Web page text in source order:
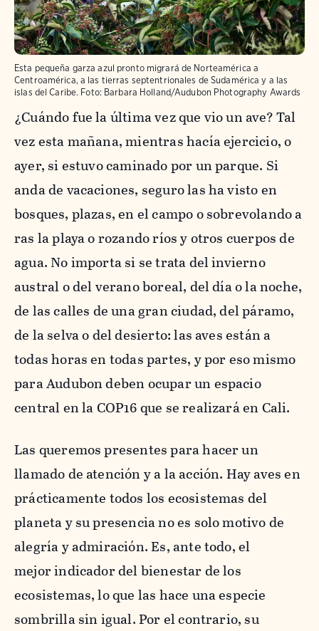
Esta pequeña garza azul pronto migrará de Norteamérica a
Centroamérica, a las tierras septentrionales de Sudamérica y a las
islas del Caribe. Foto: Barbara Holland/Audubon Photography Awards
¿Cuándo fue la última vez que vio un ave? Tal
vez esta mañana, mientras hacía ejercicio, o
ayer, si estuvo caminado por un parque. Si
anda de vacaciones, seguro las ha visto en
bosques, plazas, en el campo o sobrevolando a
ras la playa o rozando ríos y otros cuerpos de
agua. No importa si se trata del invierno
austral o del verano boreal, del día o la noche,
de las calles de una gran ciudad, del páramo,
de la selva o del desierto: las aves están a
todas horas en todas partes, y por eso mismo
para Audubon deben ocupar un espacio
central en la COP16 que se realizará en Cali.
Las queremos presentes para hacer un
llamado de atención y a la acción. Hay aves en
prácticamente todos los ecosistemas del
planeta y su presencia no es solo motivo de
alegría y admiración. Es, ante todo, el
mejor indicador del bienestar de los
ecosistemas, lo que las hace una especie
sombrilla sin igual. Por el contrario, su